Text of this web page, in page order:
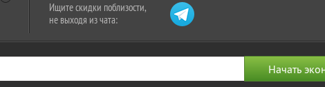
Ищите скидки поблизости,
не выходя из чата: